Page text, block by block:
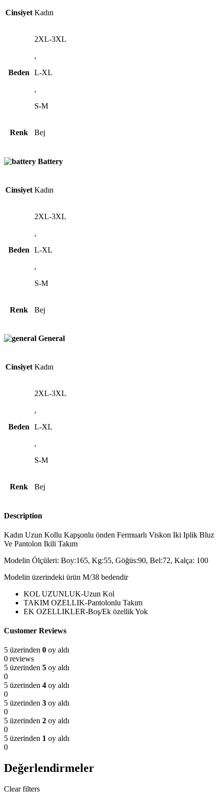
Cinsiyet Kadın
Beden
2XL-3XL
,
L-XL
,
S-M
Renk Bej
Battery
Cinsiyet Kadın
Beden
2XL-3XL
,
L-XL
,
S-M
Renk Bej
General
Cinsiyet Kadın
Beden
2XL-3XL
,
L-XL
,
S-M
Renk Bej
Description
Kadın Uzun Kollu Kapşonlu önden Fermuarlı Viskon Iki Iplik Bluz
Ve Pantolon Ikili Takım
Modelin Ölçüleri: Boy:165, Kg:55, Göğüs:90, Bel:72, Kalça: 100
Modelin üzerindeki ürün M/38 bedendir
KOL UZUNLUK-Uzun Kol
TAKIM OZELLIK-Pantolonlu Takım
EK OZELLIKLER-Boş/Ek özellik Yok
Customer Reviews
5 üzerinden 0 oy aldı
0 reviews
5 üzerinden 5 oy aldı
0
5 üzerinden 4 oy aldı
0
5 üzerinden 3 oy aldı
0
5 üzerinden 2 oy aldı
0
5 üzerinden 1 oy aldı
0
Değerlendirmeler
Clear filters